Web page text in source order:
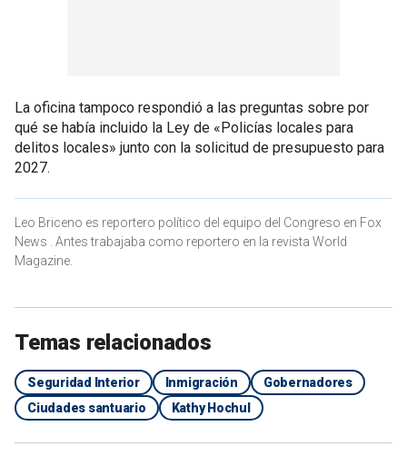
La oficina tampoco respondió a las preguntas sobre por
qué se había incluido la Ley de «Policías locales para
delitos locales» junto con la solicitud de presupuesto para
2027.
Leo Briceno es reportero político del equipo del Congreso en Fox
News . Antes trabajaba como reportero en la revista World
Magazine.
Temas relacionados
Seguridad Interior Inmigración
Gobernadores
Ciudades santuario
Kathy Hochul